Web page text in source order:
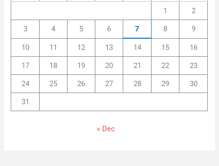
1 2
3 4 5 6 7 8 9
10 11 12 13 14 15 16
17 18 19 20 21 22 23
24 25 26 27 28 29 30
31
« Dec